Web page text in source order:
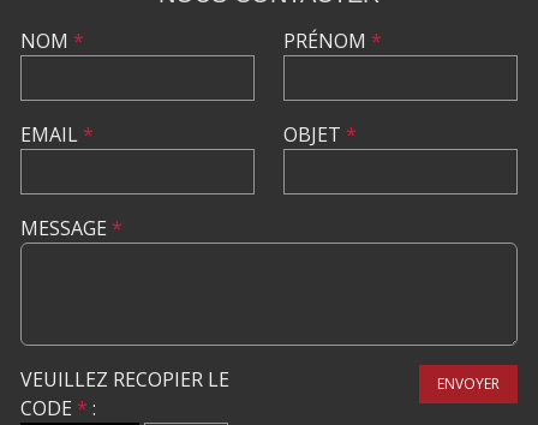
NOM *
EMAIL*
PRÉNOM *
OBJET *
MESSAGE *
VEUILLEZ RECOPIER LE
CODE * :
ENVOYER